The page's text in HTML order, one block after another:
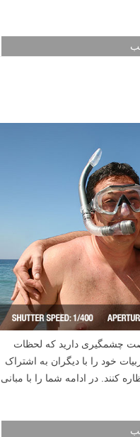
چشمگیری دارید که لحظات
خود را با دیگران به اشتراک
کنند. در ادامه شما را با مبانی